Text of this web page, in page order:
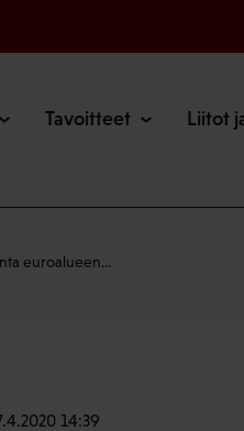
Tavoitteet Liitot
euroalueen…
14:39